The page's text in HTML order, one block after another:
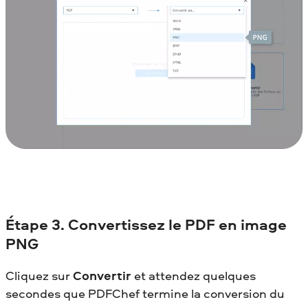
Étape 3. Convertissez le PDF en image
PNG
Cliquez surConvertir et attendez quelques
secondes que PDFChef termine la conversion du